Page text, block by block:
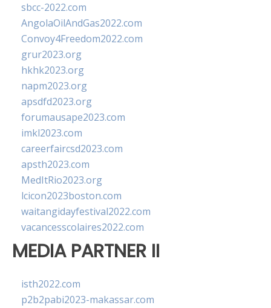
sbcc-2022.com
AngolaOilAndGas2022.com
Convoy4Freedom2022.com
grur2023.org
hkhk2023.org
napm2023.org
apsdfd2023.org
forumausape2023.com
imkl2023.com
careerfaircsd2023.com
apsth2023.com
MedItRio2023.org
lcicon2023boston.com
waitangidayfestival2022.com
vacancesscolaires2022.com
MEDIA PARTNER II
isth2022.com
p2b2pabi2023-makassar.com